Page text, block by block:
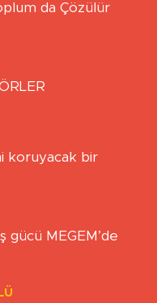
da Çözülür
koruyacak bir
gücü MEGEM’de